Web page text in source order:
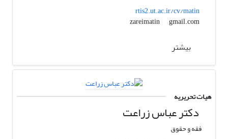
rtis2.ut.ac.ir/cv/matin
zareimatin
gmail.com
بیشتر
هیات تحریریه
دکتر عباس زراعت
فقه و حقوق